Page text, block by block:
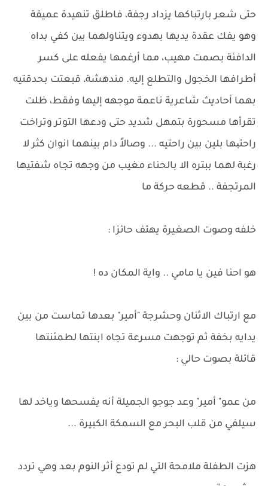
حتى شعر بارتباكها يزداد رجفة، فاطلق تنهيدة عميقة
وهو يفك عقدة يديها بهدوء ويتناولهما بین كفي بداه
الدافئة بصمت مهيب، مما أرغمها يفعله على كسر
أطرافها الخجول والتطلع إليه. مندهشة، قبعتت بحدقتيه
بهما أحاديث شاعرية ناعمة موجهه إليها وفقط، ظلت
تقرأها مسحورة بتمهل شديد حتى ودعها التوتر وتراخت
راحتیها بلين بين راحتيه ... وصالاً دام بينهما انوان كثر لا
رغبة لهما ببتره الا بالحناء مغيب من وجهه تجاه شفتيها
المرتجفة .. قطعه حركة ما
خلفه وصوت الصغيرة يهتف حائزا :
هو احنا فين يا مامي .. واية المكان ده !
مع ارتباك الاثنان وحشرجة "أمير" بعدها تماست من بين
يدايه بخفة ثم توجهت مسرعة تجاه ابنتها لطمئنتها
قائلة بصوت حالي :
من عمو" أمير" وعد جوجو الجميلة أنه يفسحها وياخد لها
سيلفي من قلب البحر مع السمكة الكبيرة ...
هزت الطفلة ملامحة التي لم تودع أثر النوم بعد وهي تردد